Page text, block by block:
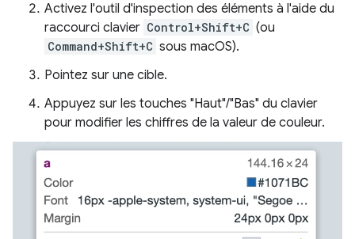
Activez l'outil d'inspection des éléments à l'aide du
raccourci clavier Control+Shift+C (ou
Command+Shift+C sous macOS).
Pointez sur une cible.
Appuyez sur les touches "Haut"/"Bas" du clavier
pour modifier les chiffres de la valeur de couleur.